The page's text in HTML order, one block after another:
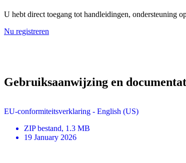
U hebt direct toegang tot handleidingen, ondersteuning
Nu registreren
Gebruiksaanwijzing en
EU-conformiteitsverklaring - English (US)
ZIP bestand, 1.3 MB
19 January 2026